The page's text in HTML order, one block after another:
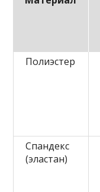
Полиэстер
Спандекс
(эластан)